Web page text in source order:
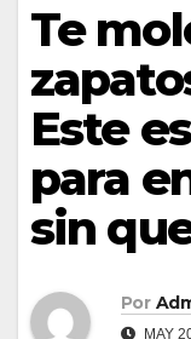
Te
Este
para
sin
Por
MAY